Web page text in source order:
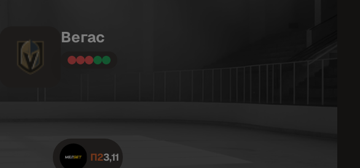
Вегас
П23,11